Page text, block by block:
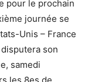
pour le prochain
journée se
Unis – France
son
samedi